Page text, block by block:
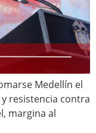
Medellín el
resistencia contra
margina al